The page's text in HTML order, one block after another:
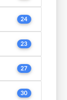
24
23
27
30